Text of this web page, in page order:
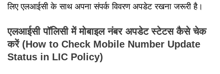
लिए एलआईसी के साथ अपना संपर्क विवरण अपडेट रखना जरूरी है।
एलआईसी पॉलिसी में मोबाइल नंबर अपडेट स्टेटस कैसे चेक
करें (How to Check Mobile Number Update
Status in LIC Policy)